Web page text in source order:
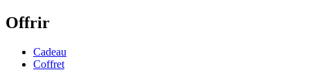
Offrir
Cadeau
Coffret